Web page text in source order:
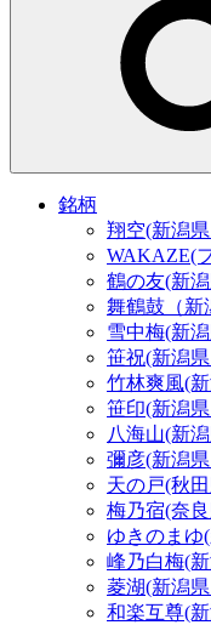
銘柄
翔空(新潟
WAKAZE(
鶴の友(新
舞鶴鼓（新
雪中梅(新
笹祝(新潟
竹林爽風(
笹印(新潟
八海山(新
彌彦(新潟
天の戸(秋
梅乃宿(奈
ゆきのま
峰乃白梅(
菱湖(新潟
和楽互尊(